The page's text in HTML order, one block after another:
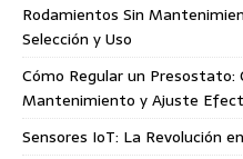
Rodamientos Sin
Selección y Uso
Cómo Regular un Presostato:
Mantenimiento y Ajuste
Sensores IoT: La Revolución